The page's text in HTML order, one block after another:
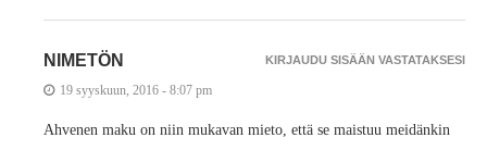
NIMETÖN
19 syyskuun, 2016 - 8:07 pm
Ahvenen maku on niin mukavan mieto, että se maistuu meidänkin
KIRJAUDU SISÄÄN VASTATAKSESI